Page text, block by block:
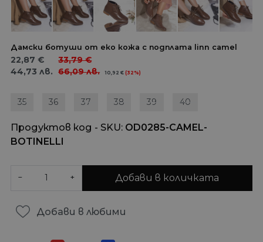
Дамски ботуши от еко кожа с подплата linn camel
22,87 €
44,73 лв.
33,79€
66,09лв. 10,92€ (32%)
35 36 37 38 39 40
Продуктов код - SKU OD0285-CAMEL-
BOTINELLI
− + Добави в количката
Добави в любими